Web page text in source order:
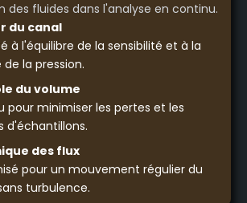
des fluides dans l'analyse en continu.
du canal
à l'équilibre de la sensibilité et à la
la pression.
du volume
pour minimiser les pertes et les
d'échantillons.
des flux
pour un mouvement régulier du
turbulence.